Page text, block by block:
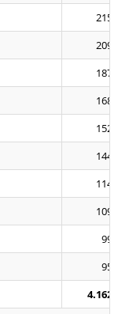
215
209
187
168
152
144
114
109
99
95
4.162